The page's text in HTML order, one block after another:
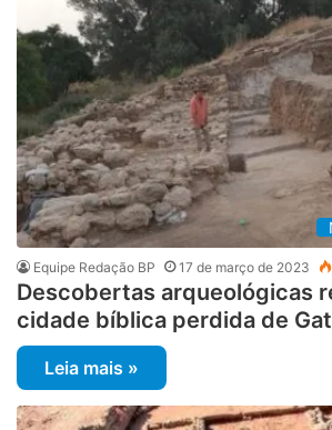
Equipe Redação BP 17 de março de 2023
Descobertas arqueológicas
cidade bíblica perdida de
Leia mais »